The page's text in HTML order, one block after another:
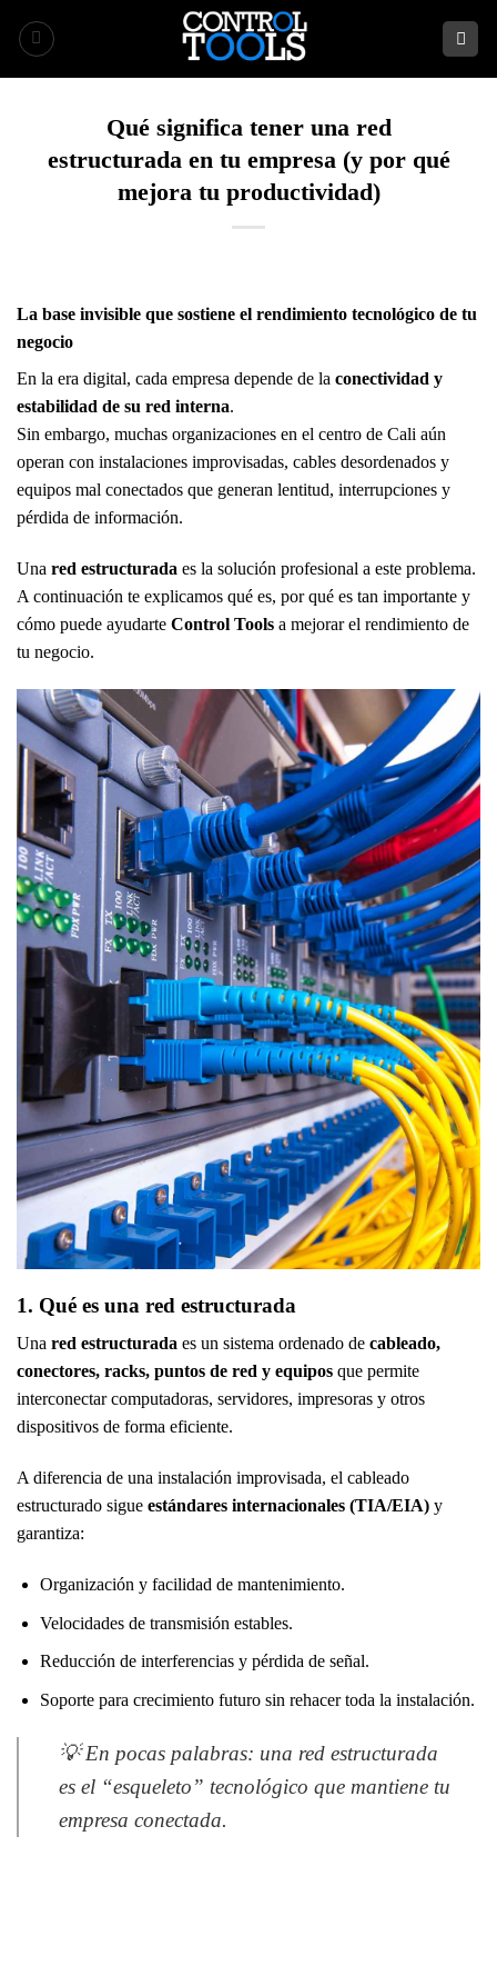
Qué significa tener una red
estructurada en tu empresa (y por qué
mejora tu productividad)
La base invisible que sostiene el rendimiento tecnológico de tu
negocio
En la era digital, cada empresa depende de la conectividad y
estabilidad de su red interna.
Sin embargo, muchas organizaciones en el centro de Cali aún
operan con instalaciones improvisadas, cables desordenados y
equipos mal conectados que generan lentitud, interrupciones y
pérdida de información.
Una red estructurada es la solución profesional a este problema.
A continuación te explicamos qué es, por qué es tan importante y
cómo puede ayudarte Control Tools a mejorar el rendimiento de
tu negocio.
1. Qué es una red estructurada
Una red estructurada es un sistema ordenado de cableado,
conectores, racks, puntos de red y equipos que permite
interconectar computadoras, servidores, impresoras y otros
dispositivos de forma eficiente.
A diferencia de una instalación improvisada, el cableado
estructurado sigue estándares internacionales (TIA/EIA) y
garantiza:
Organización y facilidad de mantenimiento.
Velocidades de transmisión estables.
Reducción de interferencias y pérdida de señal.
Soporte para crecimiento futuro sin rehacer toda la instalación.
💡 En pocas palabras: una red estructurada
es el “esqueleto” tecnológico que mantiene tu
empresa conectada.